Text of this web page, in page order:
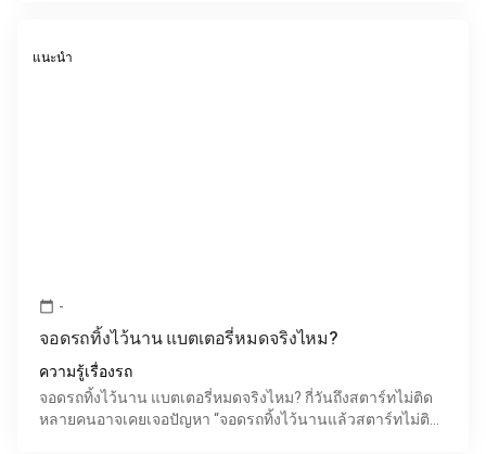
แนะนำ
calendar_today -
จอดรถทิ้งไว้นาน แบตเตอรี่หมดจริงไหม?
ความรู้เรื่องรถ
จอดรถทิ้งไว้นาน แบตเตอรี่หมดจริงไหม? กี่วันถึงสตาร์ทไม่ติด
หลายคนอาจเคยเจอปัญหา “จอดรถทิ้งไว้นานแล้วสตาร์ทไม่ติด”